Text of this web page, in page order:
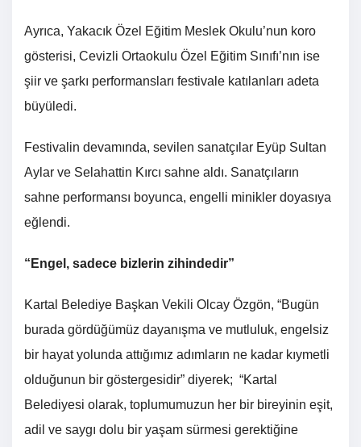
Ayrıca, Yakacık Özel Eğitim Meslek Okulu’nun koro
gösterisi, Cevizli Ortaokulu Özel Eğitim Sınıfı’nın ise
şiir ve şarkı performansları festivale katılanları adeta
büyüledi.
Festivalin devamında, sevilen sanatçılar Eyüp Sultan
Aylar ve Selahattin Kırcı sahne aldı. Sanatçıların
sahne performansı boyunca, engelli minikler doyasıya
eğlendi.
“Engel, sadece bizlerin zihindedir”
Kartal Belediye Başkan Vekili Olcay Özgön, “Bugün
burada gördüğümüz dayanışma ve mutluluk, engelsiz
bir hayat yolunda attığımız adımların ne kadar kıymetli
olduğunun bir göstergesidir” diyerek; “Kartal
Belediyesi olarak, toplumumuzun her bir bireyinin eşit,
adil ve saygı dolu bir yaşam sürmesi gerektiğine